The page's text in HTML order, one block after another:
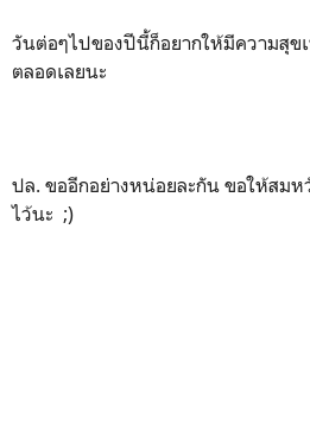
วันต่อๆไปของปีนี้ก็อยากให้มีความสุข
ตลอดเลยนะ
ปล. ขออีกอย่างหน่อยละกัน ขอให้สมห
ไว้นะ ;)